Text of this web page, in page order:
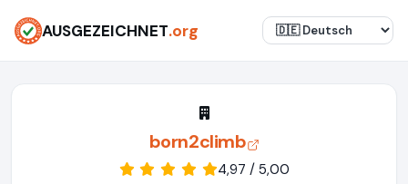
AUSGEZEICHNET.org
born2climb
4,97 / 5,00